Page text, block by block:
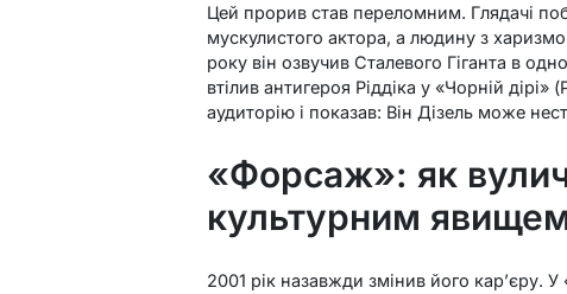
Цей прорив став переломним. Глядачі
мускулистого актора, а людину з
року він озвучив Сталевого Гіганта в
втілив антигероя Ріддіка у «Чорній
аудиторію і показав: Він Дізель може
«Форсаж»: як
культурним
2001 рік назавжди змінив його кар’єру.